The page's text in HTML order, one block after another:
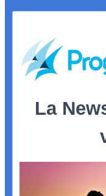
La